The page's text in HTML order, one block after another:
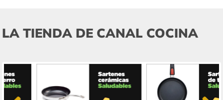
LA TIENDA DE CANAL COCINA